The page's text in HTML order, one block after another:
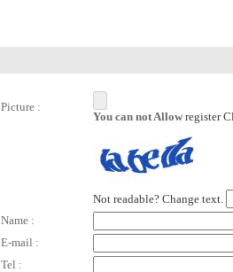
Picture :
You can not Allow register
Not readable? Change text.
Name :
E-mail :
Tel :